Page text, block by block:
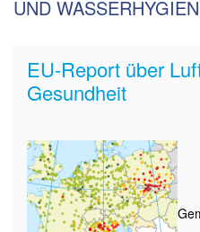
UND
EU-Report über
Gesundheit